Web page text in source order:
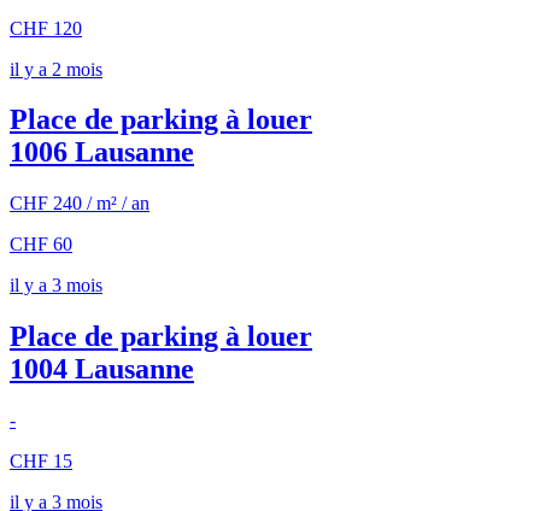
CHF 120
il y a 2 mois
Place de parking à louer
1006 Lausanne
CHF 240 / m² / an
CHF 60
il y a 3 mois
Place de parking à louer
1004 Lausanne
-
CHF 15
il y a 3 mois